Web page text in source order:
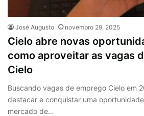
José Augusto novembro 29, 2025
Cielo abre novas
como aproveitar as vagas
Cielo
Buscando vagas de emprego Cielo em
destacar e conquistar uma
mercado de…